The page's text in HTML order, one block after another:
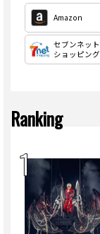
Amazon
セブンネット
ショッピング
Ranking